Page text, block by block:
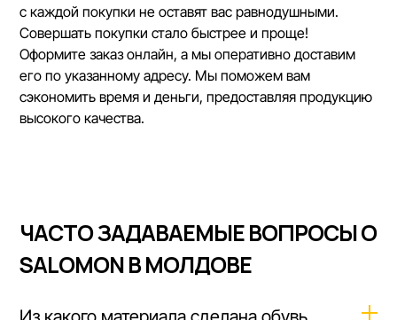
с каждой покупки не оставят вас равнодушными.
Совершать покупки стало быстрее и проще!
Оформите заказ онлайн, а мы оперативно доставим
его по указанному адресу. Мы поможем вам
сэкономить время и деньги, предоставляя продукцию
высокого качества.
ЧАСТО ЗАДАВАЕМЫЕ ВОПРОСЫ О
SALOMON В МОЛДОВЕ